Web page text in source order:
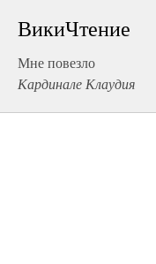
ВикиЧтение
Мне повезло
Кардинале Клаудия